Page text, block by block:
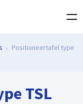
Positioneertafel type
TSL